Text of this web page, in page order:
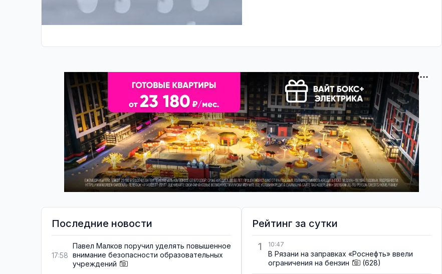
Последние новости
17:58
Павел Малков поручил уделять повышенное
внимание безопасности образовательных
учреждений
Рейтинг за сутки
1
10:47
В Рязани на заправках «Роснефть» ввели
ограничения на бензин
(628)